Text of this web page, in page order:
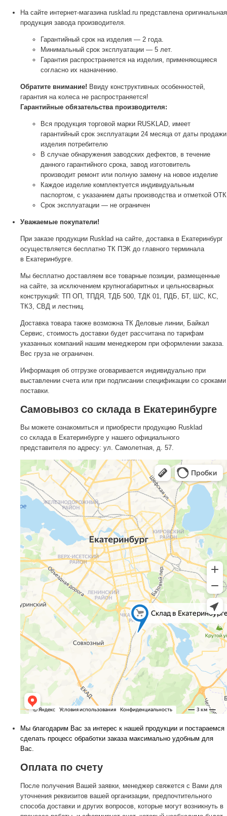
На сайте интернет-магазина rusklad.ru представлена оригинальная
продукция завода производителя.
Гарантийный срок на изделия — 2 года.
Минимальный срок эксплуатации — 5 лет.
Гарантия распространяется на изделия, применяющиеся
согласно их назначению.
Обратите внимание! Ввиду конструктивных особенностей,
гарантия на колеса не распространяется!
Гарантийные обязательства производителя:
Вся продукция торговой марки RUSKLAD, имеет
гарантийный срок эксплуатации 24 месяца от даты продажи
изделия потребителю
В случае обнаружения заводских дефектов, в течение
данного гарантийного срока, завод изготовитель
производит ремонт или полную замену на новое изделие
Каждое изделие комплектуется индивидуальным
паспортом, с указанием даты производства и отметкой ОТК
Срок эксплуатации — не ограничен
Уважаемые покупатели!
При заказе продукции Rusklad на сайте, доставка в Екатеринбург
осуществляется бесплатно ТК ПЭК до главного терминала
в Екатеринбурге.
Мы бесплатно доставляем все товарные позиции, размещенные
на сайте, за исключением крупногабаритных и цельносварных
конструкций: ТП ОП, ТПДЯ, ТДБ 500, ТДК 01, ПДБ, БТ, ШС, КС,
ТКЗ, СВД и лестниц.
Доставка товара также возможна ТК Деловые линии, Байкал
Сервис, стоимость доставки будет рассчитана по тарифам
указанных компаний нашим менеджером при оформлении заказа.
Вес груза не ограничен.
Информация об отгрузке оговаривается индивидуально при
выставлении счета или при подписании спецификации со сроками
поставки.
Самовывоз со склада в Екатеринбурге
Вы можете ознакомиться и приобрести продукцию Rusklad
со склада в Екатеринбурге у нашего официального
представителя по адресу: ул. Самолетная, д. 57.
Мы благодарим Вас за интерес к нашей продукции и постараемся
сделать процесс обработки заказа максимально удобным для
Вас.
Оплата по счету
После получения Вашей заявки, менеджер свяжется с Вами для
уточнения реквизитов вашей организации, предпочтительного
способа доставки и других вопросов, которые могут возникнуть в